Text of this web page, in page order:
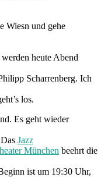
Wiesn und gehe
heute Abend
Scharrenberg. Ich
los.
Es geht wieder
Jazz
München beehrt die
ist um 19:30 Uhr,